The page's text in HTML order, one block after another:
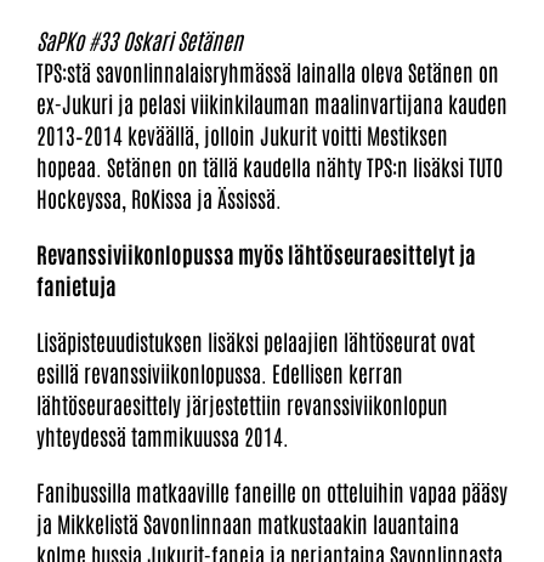
SaPKo #33 Oskari Setänen
TPS:stä savonlinnalaisryhmässä lainalla oleva Setänen on
ex-Jukuri ja pelasi viikinkilauman maalinvartijana kauden
2013–2014 keväällä, jolloin Jukurit voitti Mestiksen
hopeaa. Setänen on tällä kaudella nähty TPS:n lisäksi TUTO
Hockeyssa, RoKissa ja Ässissä.
Revanssiviikonlopussa myös lähtöseuraesittelyt ja
fanietuja
Lisäpisteuudistuksen lisäksi pelaajien lähtöseurat ovat
esillä revanssiviikonlopussa. Edellisen kerran
lähtöseuraesittely järjestettiin revanssiviikonlopun
yhteydessä tammikuussa 2014.
Fanibussilla matkaaville faneille on otteluihin vapaa pääsy
ja Mikkelistä Savonlinnaan matkustaakin lauantaina
kolme bussia Jukurit-faneja ja perjantaina Savonlinnasta